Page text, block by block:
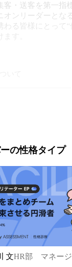
客・送客を第一指
オンリーダーとな
わる皆様にとって
ド専門のコンサル
ます。
事業：店舗向け集
なくインバウンド
にも対応しており
ー支援事業：外国
の性格タイプ
文HR部 マネージ